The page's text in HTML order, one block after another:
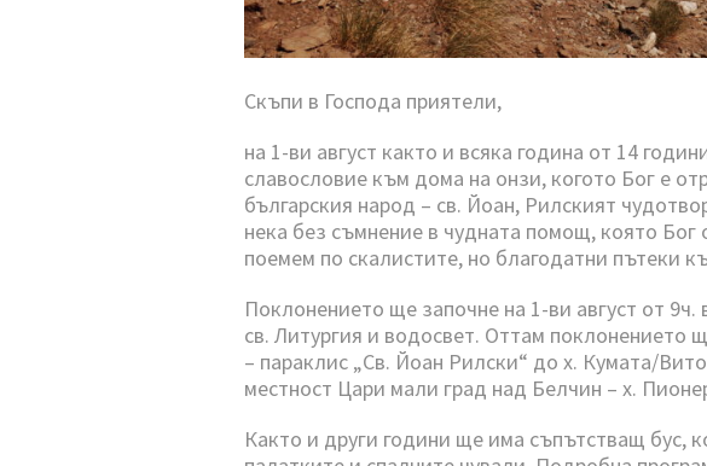
Скъпи в Господа приятели,
на 1-ви август както и всяка година от 14
славословие към дома на онзи, когото Бог е
българския народ – св. Йоан, Рилският
нека без съмнение в чудната помощ, която Бог
поемем по скалистите, но благодатни пътеки
Поклонението ще започне на 1-ви август от
св. Литургия и водосвет. Оттам поклонението
– параклис „Св. Йоан Рилски“ до х. Кумата/
местност Цари мали град над Белчин – х.
Както и други години ще има съпътстващ бус,